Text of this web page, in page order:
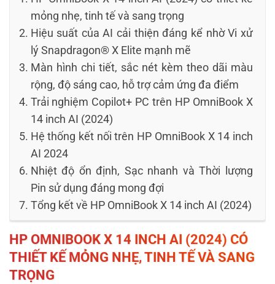
mỏng nhẹ, tinh tế và sang trọng
Hiệu suất của AI cải thiện đáng kể nhờ Vi xử
lý Snapdragon® X Elite mạnh mẽ
Màn hình chi tiết, sắc nét kèm theo dãi màu
rộng, độ sáng cao, hỗ trợ cảm ứng đa điểm
Trải nghiệm Copilot+ PC trên HP OmniBook X
14 inch AI (2024)
Hệ thống kết nối trên HP OmniBook X 14 inch
AI 2024
Nhiệt độ ổn định, Sạc nhanh và Thời lượng
Pin sử dụng đáng mong đợi
Tổng kết về HP OmniBook X 14 inch AI (2024)
HP OMNIBOOK X 14 INCH AI (2024) CÓ
THIẾT KẾ MỎNG NHẸ, TINH TẾ VÀ SANG
TRỌNG